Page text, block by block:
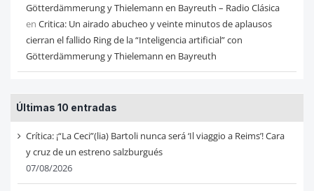
Götterdämmerung y Thielemann en Bayreuth – Radio Clásica
en Critica: Un airado abucheo y veinte minutos de aplausos
cierran el fallido Ring de la “Inteligencia artificial” con
Götterdämmerung y Thielemann en Bayreuth
Últimas 10 entradas
Crítica: ¡“La Ceci”(lia) Bartoli nunca será ‘Il viaggio a Reims’! Cara
y cruz de un estreno salzburgués
07/08/2026